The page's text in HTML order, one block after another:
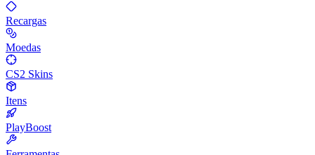
Recargas
Moedas
CS2 Skins
Itens
PlayBoost